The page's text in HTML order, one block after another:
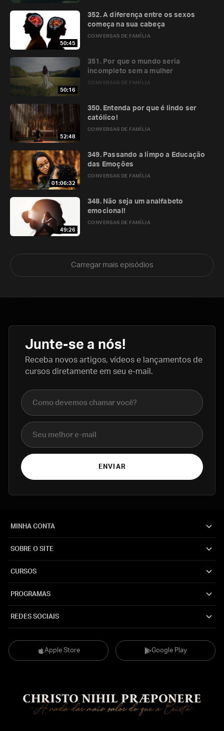
50:45
CONVERSAS DE FAMÍLIA
352. A diferença entre os sexos
começa na sua cabeça
50:16
CONVERSAS DE FAMÍLIA
351. Por que o mundo seria
incompleto sem a mulher
52:48
CONVERSAS DE FAMÍLIA
350. Entenda por que é lindo ser
católico!
01:06:32
CONVERSAS DE FAMÍLIA
349. Passando a limpo a Educação
das Emoções
49:26
CONVERSAS DE FAMÍLIA
348. Não seja um analfabeto
emocional!
Carregar mais episódios
Junte-se a nós!
Receba novos artigos, vídeos e lançamentos de
cursos diretamente em seu e-mail.
Nome completo
E-mail
ENVIAR
Apple Store Google Play
MINHA CONTA
SOBRE O SITE
CURSOS
PROGRAMAS
REDES SOCIAIS